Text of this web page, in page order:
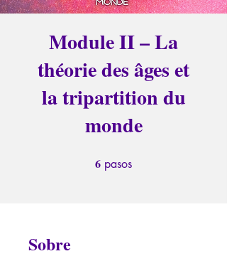
Module II – La
théorie des âges et
la tripartition du
monde
6 pasos
Sobre